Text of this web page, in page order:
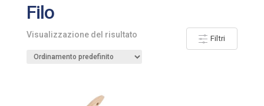
Filo
Filtri
Visualizzazione del risultato